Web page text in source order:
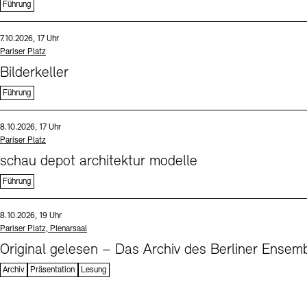
Führung
Datum und Uhrzeit:
7.10.2026, 17 Uhr
Standort
Pariser Platz
Bilderkeller
Führung
Datum und Uhrzeit:
8.10.2026, 17 Uhr
Standort
Pariser Platz
schau depot architektur modelle
Führung
Datum und Uhrzeit:
8.10.2026, 19 Uhr
Standort
Pariser Platz, Plenarsaal
Original gelesen – Das Archiv des Berliner
Archiv Präsentation Lesung